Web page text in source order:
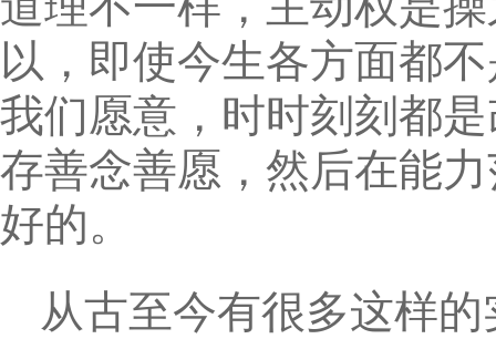
以，即使今生各方面都
我们愿意，时时刻刻都
存善念善愿，然后在能
好的。
从古至今有很多这样